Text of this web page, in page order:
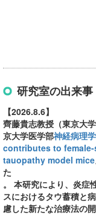
研究室の出来事
【2026.8.6】
齊藤貴志教授（東京大
京大学医学部神経病理
contributes to
tauopathy model mice
た
。 本研究により、炎症
スにおけるタウ蓄積と
慮した新たな治療法の